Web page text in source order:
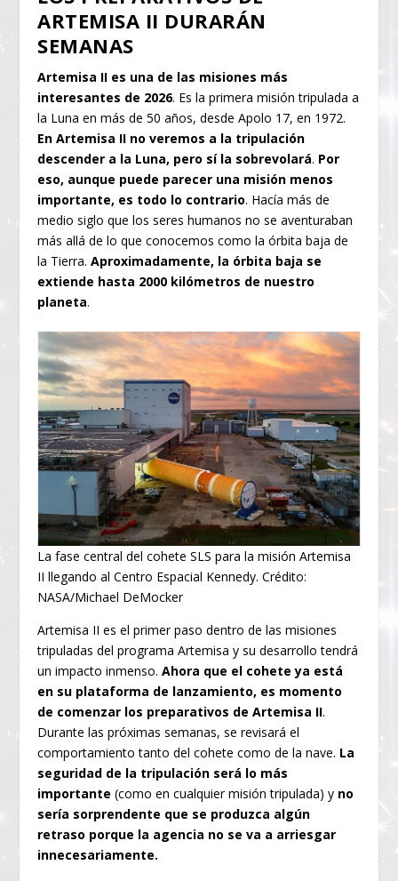
ARTEMISA II DURARÁN
SEMANAS
Artemisa II es una de las misiones más
interesantes de 2026. Es la primera misión tripulada a
la Luna en más de 50 años, desde Apolo 17, en 1972.
En Artemisa II no veremos a la tripulación
descender a la Luna, pero sí la sobrevolará. Por
eso, aunque puede parecer una misión menos
importante, es todo lo contrario. Hacía más de
medio siglo que los seres humanos no se aventuraban
más allá de lo que conocemos como la órbita baja de
la Tierra.Aproximadamente, la órbita baja se
extiende hasta 2000 kilómetros de nuestro
planeta.
La fase central del cohete SLS para la misión Artemisa
II llegando al Centro Espacial Kennedy. Crédito:
NASA/Michael DeMocker
Artemisa II es el primer paso dentro de las misiones
tripuladas del programa Artemisa y su desarrollo tendrá
un impacto inmenso.Ahora que el cohete ya está
en su plataforma de lanzamiento, es momento
de comenzar los preparativos de Artemisa II.
Durante las próximas semanas, se revisará el
comportamiento tanto del cohete como de la nave. La
seguridad de la tripulación será lo más
importante (como en cualquier misión tripulada) y no
sería sorprendente que se produzca algún
retraso porque la agencia no se va a arriesgar
innecesariamente.